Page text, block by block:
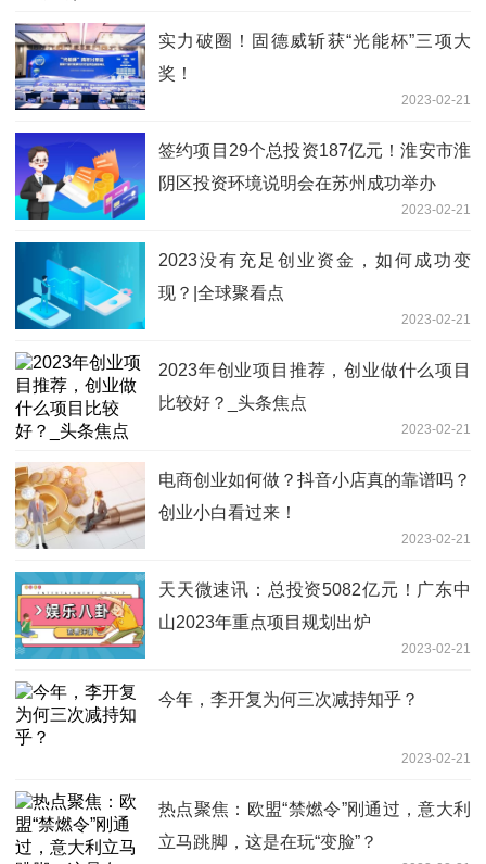
实力破圈！固德威斩获“光能杯”三项大
奖！
2023-02-21
签约项目29个总投资187亿元！淮安市淮
阴区投资环境说明会在苏州成功举办
2023-02-21
2023没有充足创业资金，如何成功变
现？|全球聚看点
2023-02-21
2023年创业项目推荐，创业做什么项目
比较好？_头条焦点
2023-02-21
电商创业如何做？抖音小店真的靠谱吗？
创业小白看过来！
2023-02-21
天天微速讯：总投资5082亿元！广东中
山2023年重点项目规划出炉
2023-02-21
今年，李开复为何三次减持知乎？
2023-02-21
热点聚焦：欧盟“禁燃令”刚通过，意大利
立马跳脚，这是在玩“变脸”？